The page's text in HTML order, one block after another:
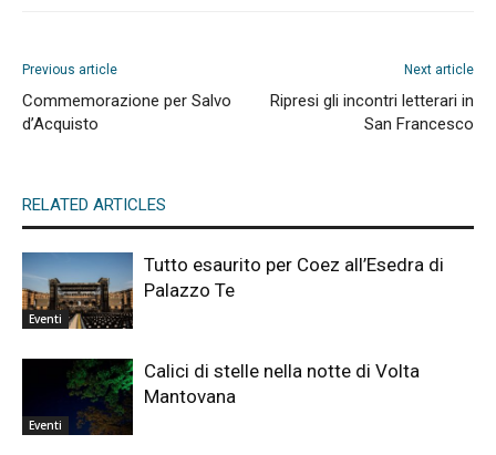
Previous article
Commemorazione per Salvo
d’Acquisto
Next article
Ripresi gli incontri letterari in
San Francesco
RELATED ARTICLES
Eventi
Tutto esaurito per Coez all’Esedra di
Palazzo Te
Eventi
Calici di stelle nella notte di Volta
Mantovana